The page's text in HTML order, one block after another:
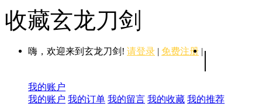
收藏玄龙刀剑
嗨，欢迎来到玄龙刀剑! 请登录 | 免费注册 | |
我的账户
我的账户 我的订单 我的留言 我的收藏 我的推荐